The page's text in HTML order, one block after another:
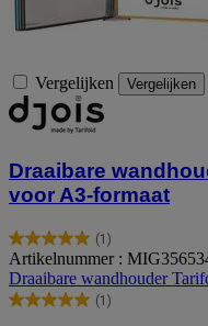
Vergelijken Vergelijken
Draaibare
voor A3-formaat
(1)
5.0
van
de
5
Artikelnummer :
Draaibare wandhouder
(1)
5.0